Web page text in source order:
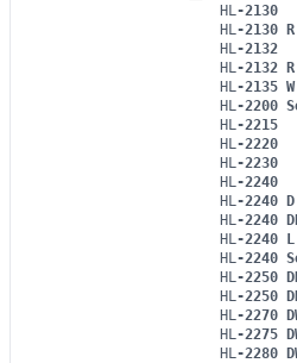
HL -2130
HL -2130 R
HL -2132
HL -2132 R
HL -2135 W
HL -2200
HL -2215
HL -2220
HL -2230
HL -2240
HL -2240 D
HL -2240
HL -2240 L
HL -2240
HL -2250
HL -2250
HL -2270
HL -2275
HL -2280